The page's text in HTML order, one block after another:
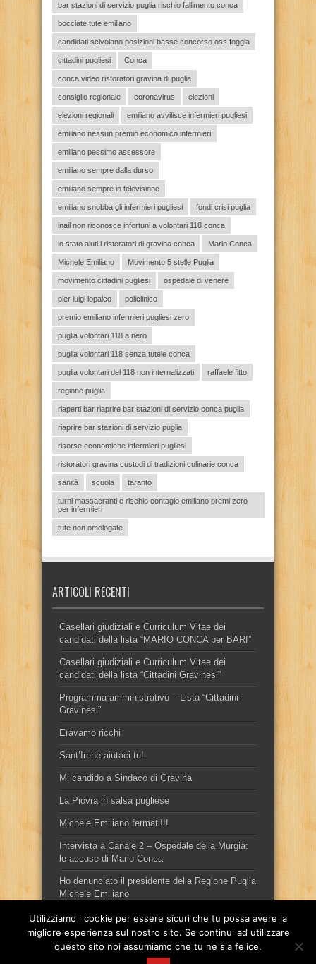
bar stazioni di servizio puglia rischio fallimento conca
bocciate tute emiliano
candidati scivolano posizioni basse concorso oss foggia
cittadini pugliesi Conca
conca video ristoratori gravina di puglia
consiglio regionale coronavirus elezioni
elezioni regionali emiliano avvilisce infermieri pugliesi
emiliano nessun premio economico infermieri
emiliano pessimo assessore
emiliano sempre dalla durso
emiliano sempre in televisione
emiliano snobba gli infermieri pugliesi fondi crisi puglia
inail non riconosce infortuni a volontari 118 conca
lo stato aiuti i ristoratori di gravina conca Mario Conca
Michele Emiliano Movimento 5 stelle Puglia
movimento cittadini pugliesi ospedale di venere
pier luigi lopalco policlinico
premio emiliano infermieri pugliesi zero
puglia volontari 118 a nero
puglia volontari 118 senza tutele conca
puglia volontari del 118 non internalizzati raffaele fitto
regione puglia
riaperti bar riaprire bar stazioni di servizio conca puglia
riaprire bar stazioni di servizio puglia
risorse economiche infermieri pugliesi
ristoratori gravina custodi di tradizioni culinarie conca
sanità scuola taranto
turni massacranti e rischio contagio emiliano premi zero
per infermieri
tute non omologate
ARTICOLI RECENTI
Casellari giudiziali e Curriculum Vitae dei
candidati della lista “MARIO CONCA per BARI”
Casellari giudiziali e Curriculum Vitae dei
candidati della lista “Cittadini Gravinesi”
Programma amministrativo – Lista “Cittadini
Gravinesi”
Eravamo ricchi
Sant’Irene aiutaci tu!
Mi candido a Sindaco di Gravina
La Piovra in salsa pugliese
Michele Emiliano fermati!!!
Intervista a Canale 2 – Ospedale della Murgia:
le accuse di Mario Conca
Ho denunciato il presidente della Regione Puglia
Michele Emiliano
Utilizziamo i cookie per essere sicuri che tu possa avere la
migliore esperienza sul nostro sito. Se continui ad utilizzare
questo sito noi assumiamo che tu ne sia felice.